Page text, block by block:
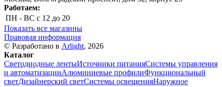
Работаем:
ПН - ВС с 12 до 20
Показать все магазины
Правовая информация
© Разработано в Arlight, 2026
Каталог
Светодиодные лентыИсточники питанияСистемы управления
и автоматизацииАлюминиевые профилиФункциональный
светДизайнерский светСистемы освещенияНаружное